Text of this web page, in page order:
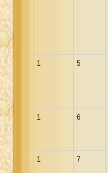
1 5
1 6
1 7